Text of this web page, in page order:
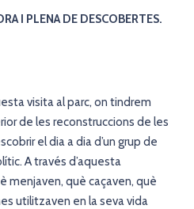
I PLENA DE DESCOBERTES.
visita al parc, on tindrem
de les reconstruccions de les
el dia a dia d’un grup de
A través d’aquesta
menjaven, què caçaven, què
utilitzaven en la seva vida